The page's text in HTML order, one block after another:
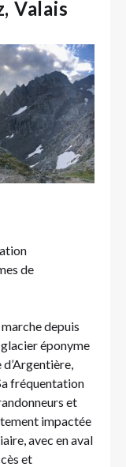
Valais
de
depuis
éponyme
fréquentation
et
impactée
avec en aval
et